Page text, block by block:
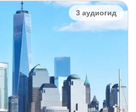
3 аудиогид